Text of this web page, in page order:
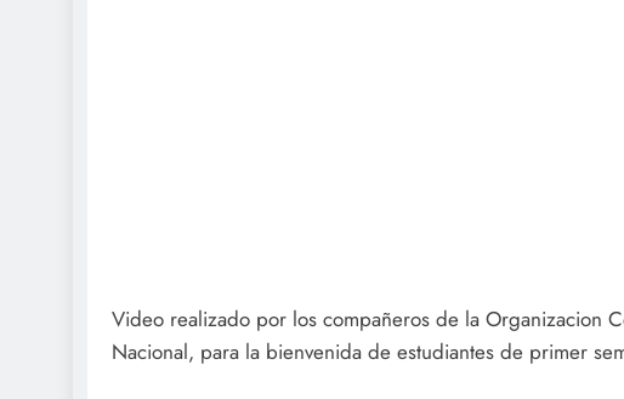
Video realizado por los compañeros de la Organizacion
Nacional, para la bienvenida de estudiantes de primer